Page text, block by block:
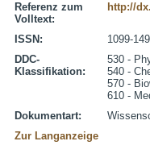
Referenz zum
Volltext:
http://
ISSN:
1099-
DDC-
Klassifikation:
530 -
540 -
570 -
610 -
Dokumentart:
Zur Langanzeige